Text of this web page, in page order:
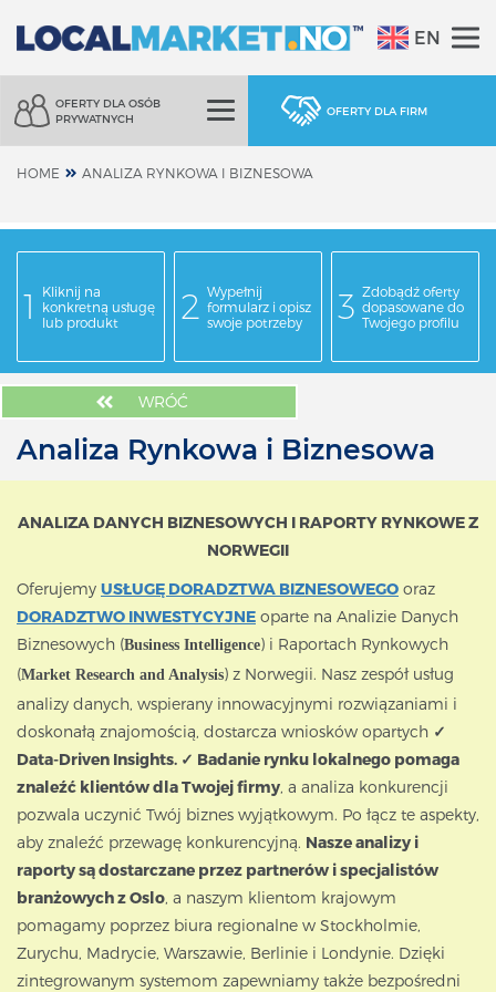
EN
OFERTY DLA OSÓB
PRYWATNYCH
OFERTY DLA FIRM
HOME ANALIZA RYNKOWA I BIZNESOWA
Kliknij na
konkretną usługę
lub produkt
Wypełnij
formularz i opisz
swoje potrzeby
Zdobądź oferty
dopasowane do
Twojego profilu
WRÓĆ
Analiza Rynkowa i Biznesowa
ANALIZA DANYCH BIZNESOWYCH I RAPORTY RYNKOWE Z
NORWEGII
Oferujemy USŁUGĘ DORADZTWA BIZNESOWEGO oraz
DORADZTWO INWESTYCYJNE oparte na Analizie Danych
Biznesowych (Business Intelligence) i Raportach Rynkowych
(Market Research and Analysis) z Norwegii. Nasz zespół usług
analizy danych, wspierany innowacyjnymi rozwiązaniami i
doskonałą znajomością, dostarcza wniosków opartych ✓
Data-Driven Insights. ✓ Badanie rynku lokalnego pomaga
znaleźć klientów dla Twojej firmy, a analiza konkurencji
pozwala uczynić Twój biznes wyjątkowym. Po łącz te aspekty,
aby znaleźć przewagę konkurencyjną. Nasze analizy i
raporty są dostarczane przez partnerów i specjalistów
branżowych z Oslo, a naszym klientom krajowym
pomagamy poprzez biura regionalne w Stockholmie,
Zurychu, Madrycie, Warszawie, Berlinie i Londynie. Dzięki
zintegrowanym systemom zapewniamy także bezpośredni